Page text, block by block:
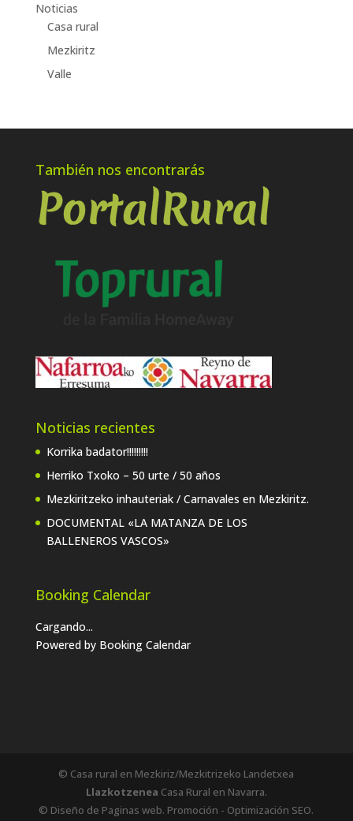
Noticias
Casa rural
Mezkiritz
Valle
También nos encontrarás
Noticias recientes
Korrika badator!!!!!!!!!
Herriko Txoko – 50 urte / 50 años
Mezkiritzeko inhauteriak / Carnavales en Mezkiritz.
DOCUMENTAL «LA MATANZA DE LOS
BALLENEROS VASCOS»
Booking Calendar
Cargando...
Powered by Booking Calendar
© Casa rural en Mezkiriz/Mezkitrizeko Landetxea
Llazkotzenea Casa Rural en Navarra.
© Diseño de Paginas web. Promoción - Optimización SEO.